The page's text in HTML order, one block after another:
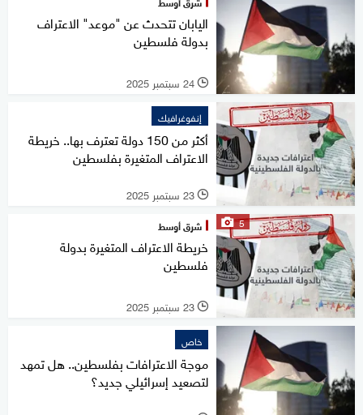
اليابان تتحدث عن "موعد" الاعتراف
بدولة فلسطين
l 24 سبتمبر 2025
إنفوغرافيك
أكثر من 150 دولة تعترف بها.. خريطة
الاعتراف المتغيرة بفلسطين
l 23 سبتمبر 2025
5 شرق أوسط
خريطة الاعتراف المتغيرة بدولة
فلسطين
l 23 سبتمبر 2025
خاص
موجة الاعترافات بفلسطين.. هل تمهد
لتصعيد إسرائيلي جديد؟